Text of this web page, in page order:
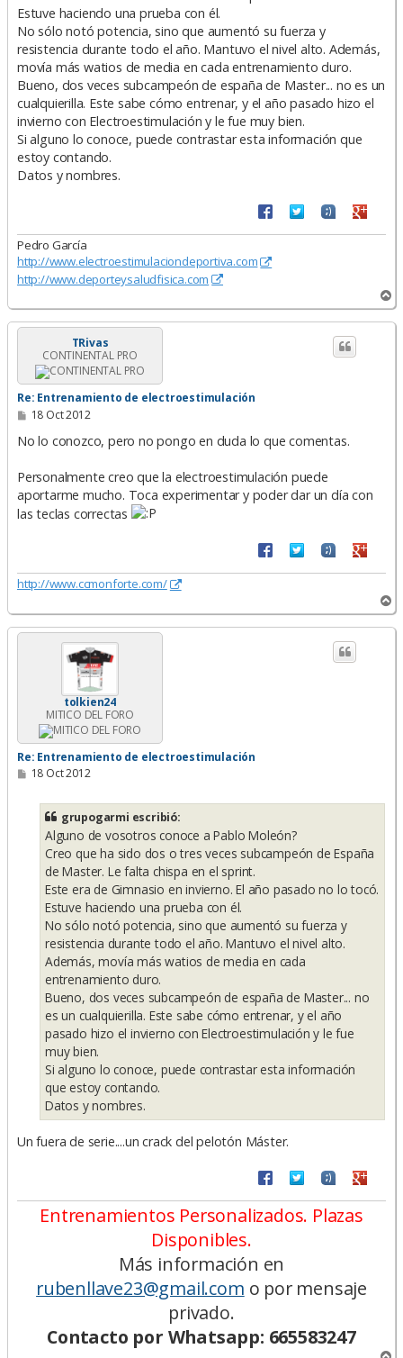
Estuve haciendo una prueba con él.
No sólo notó potencia, sino que aumentó su fuerza y
resistencia durante todo el año. Mantuvo el nivel alto. Además,
movía más watios de media en cada entrenamiento duro.
Bueno, dos veces subcampeón de españa de Master... no es un
cualquierilla. Este sabe cómo entrenar, y el año pasado hizo el
invierno con Electroestimulación y le fue muy bien.
Si alguno lo conoce, puede contrastar esta información que
estoy contando.
Datos y nombres.
Pedro García
http://www.electroestimulaciondeportiva.com
http://www.deporteysaludfisica.com
r
r
TRivas
CONTINENTAL PRO
Re: Entrenamiento de electroestimulación
M
n
j
e
18 Oct 2012
No lo conozco, pero no pongo en duda lo que comentas.
Personalmente creo que la electroestimulación puede
aportarme mucho. Toca experimentar y poder dar un día con
las teclas correctas
http://www.ccmonforte.com/
r
r
tolkien24
MITICO DEL FORO
Re: Entrenamiento de electroestimulación
M18 Oct 2012
grupogarmi escribió:
Alguno de vosotros conoce a Pablo Moleón?
Creo que ha sido dos o tres veces subcampeón de España
de Master. Le falta chispa en el sprint.
Este era de Gimnasio en invierno. El año pasado no lo tocó.
Estuve haciendo una prueba con él.
No sólo notó potencia, sino que aumentó su fuerza y
resistencia durante todo el año. Mantuvo el nivel alto.
Además, movía más watios de media en cada
entrenamiento duro.
Bueno, dos veces subcampeón de españa de Master... no
es un cualquierilla. Este sabe cómo entrenar, y el año
pasado hizo el invierno con Electroestimulación y le fue
muy bien.
Si alguno lo conoce, puede contrastar esta información
que estoy contando.
Datos y nombres.
Un fuera de serie....un crack del pelotón Máster.
Entrenamientos Personalizados. Plazas
Disponibles.
Más información en
rubenllave23@gmail.com o por mensaje
privado.
Contacto por Whatsapp: 665583247